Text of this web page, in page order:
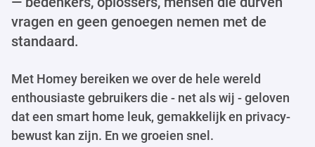
vragen en geen genoegen nemen met de
standaard.
Met Homey bereiken we over de hele wereld
enthousiaste gebruikers die - net als wij - geloven
dat een smart home leuk, gemakkelijk en privacy-
bewust kan zijn. En we groeien snel.